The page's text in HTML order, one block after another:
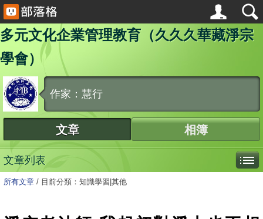
多元文化企業管理教育（久久久華藏淨宗
學會）
作家：慧行
文章 相簿
文章列表
所有文章 / 目前分類：知識學習|其他